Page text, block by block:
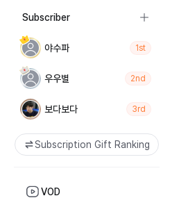
Subscriber
야수파 1st
우우별 2nd
보다보다 3rd
Subscription Gift Ranking
VOD